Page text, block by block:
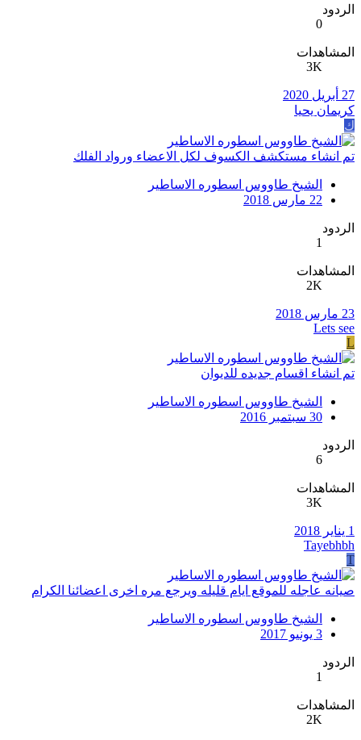
الردود
0
المشاهدات
3K
27 أبريل 2020
كريمان يحيا
ك
تم انشاء مستكشف الكسوف لكل الاعضاء ورواد الفلك
الشيخ طاووس اسطوره الاساطير
22 مارس 2018
الردود
1
المشاهدات
2K
23 مارس 2018
Lets see
L
تم انشاء اقسام جديده للديوان
الشيخ طاووس اسطوره الاساطير
30 سبتمبر 2016
الردود
6
المشاهدات
3K
1 يناير 2018
Tayebhbh
T
صيانه عاجله للموقع ايام قليله ويرجع مره اخرى اعضائنا الكرام
الشيخ طاووس اسطوره الاساطير
3 يونيو 2017
الردود
1
المشاهدات
2K